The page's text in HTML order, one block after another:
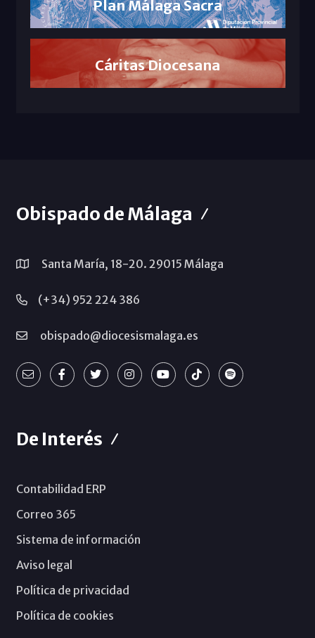
Plan Málaga Sacra
Cáritas Diocesana
Obispado de Málaga
Santa María, 18-20. 29015 Málaga
(+34) 952 224 386
obispado@diocesismalaga.es
De Interés
Contabilidad ERP
Correo 365
Sistema de información
Aviso legal
Política de privacidad
Política de cookies